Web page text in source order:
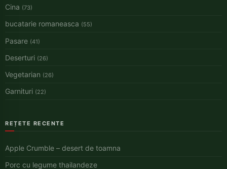
Cina (73)
bucatarie romaneasca (55)
Pasare (41)
Deserturi (26)
Vegetarian (26)
Garnituri (22)
REȚETE RECENTE
Apple Crumble – desert de toamna
Porc cu legume thailandeze